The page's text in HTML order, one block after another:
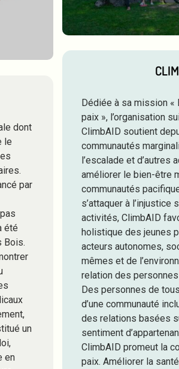
Dédiée à sa mission «
paix », l’organisation
ClimbAID soutient
communautés
l’escalade et d’autres
améliorer le bien-être
communautés
s’attaquer à l’injustice
activités, ClimbAID
holistique des jeunes
acteurs autonomes,
mêmes et de
relation des
Des personnes de
d’une communauté
des relations basées
sentiment
ClimbAID promeut la
paix. Améliorer la
dont
le
par
été
Bois.
un
en